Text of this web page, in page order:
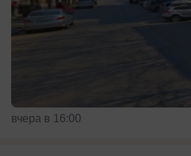
вчера в 16:00